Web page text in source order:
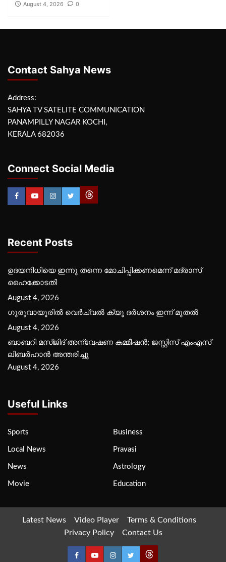
August 4, 2026 0
Contact Sahya News
Address:
SAHYA TV SATELITE COMMUNICATION
PANAMPILLY NAGAR KOCHI,
KERALA 682036
Connect Social Media
Recent Posts
ഉദയനിധിയെ ഇന്നു തന്നെ മോചിപ്പിക്കണമെന്ന് മദ്രാസ്
ഹൈക്കോടതി
August 4, 2026
ഗുരുവായൂരില്‍ വെര്‍ച്വല്‍ ക്യൂ ദര്‍ശനം ഇന്ന് മുതല്‍
August 4, 2026
ബാബറി മസ്ജിദ് അന്വേഷണ കമ്മീഷന്‍; ജസ്റ്റിസ് എംഎസ്
ലിബര്‍ഹാന്‍ അന്തരിച്ചു
August 4, 2026
Useful Links
Sports Business
Local News Pravasi
News Astrology
Movie Education
Latest News Video Player
Terms & Conditions
Privacy Policy
Contact Us